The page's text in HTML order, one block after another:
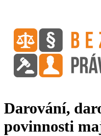
Darování,
povinnosti